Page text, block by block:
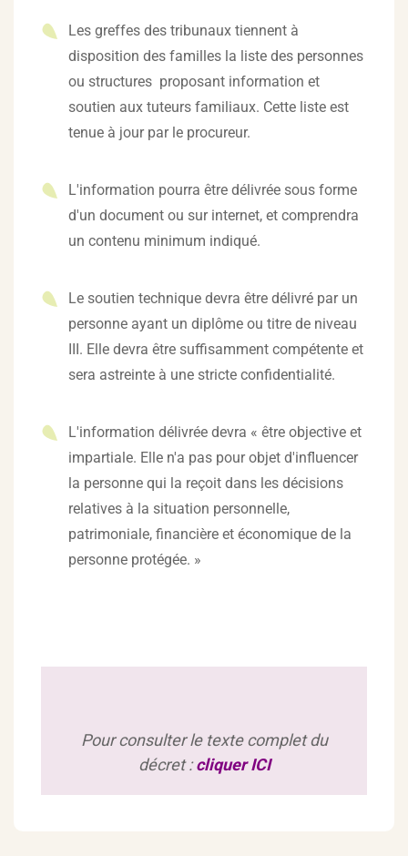
Les greffes des tribunaux tiennent à
disposition des familles la liste des personnes
ou structures proposant information et
soutien aux tuteurs familiaux. Cette liste est
tenue à jour par le procureur.
L'information pourra être délivrée sous forme
d'un document ou sur internet, et comprendra
un contenu minimum indiqué.
Le soutien technique devra être délivré par un
personne ayant un diplôme ou titre de niveau
III. Elle devra être suffisamment compétente et
sera astreinte à une stricte confidentialité.
L'information délivrée devra « être objective et
impartiale. Elle n'a pas pour objet d'influencer
la personne qui la reçoit dans les décisions
relatives à la situation personnelle,
patrimoniale, financière et économique de la
personne protégée. »
Pour consulter le texte complet du
décret :cliquer ICI